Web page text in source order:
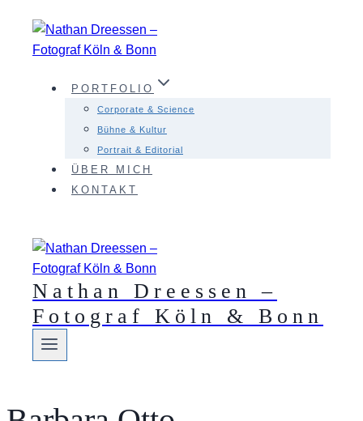
Inhalt
springen
PORTFOLIO
Corporate & Science
Bühne & Kultur
Portrait & Editorial
ÜBER MICH
KONTAKT
Nathan Dreessen –
Fotograf Köln & Bonn